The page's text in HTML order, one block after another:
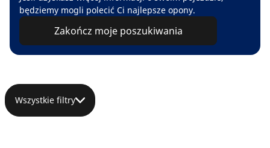
będziemy mogli polecić Ci najlepsze opony.
Zakończ moje poszukiwania
Wszystkie filtry